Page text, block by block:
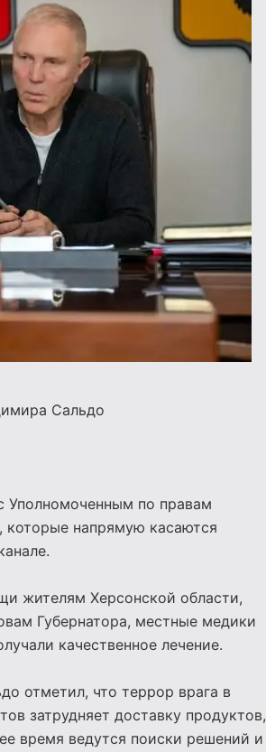
Сальдо
Уполномоченным по правам
которые напрямую касаются
жителям Херсонской области,
Губернатора, местные медики
качественное лечение.
отметил, что террор врага в
затрудняет доставку продуктов,
время ведутся поиски решений и